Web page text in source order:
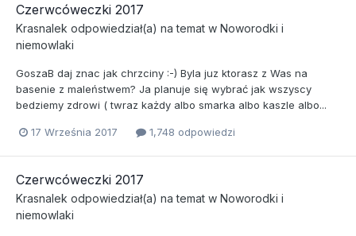
Czerwcóweczki 2017
Krasnalek odpowiedział(a) na temat w Noworodki i
niemowlaki
GoszaB daj znac jak chrzciny :-) Byla juz ktorasz z Was na
basenie z maleństwem? Ja planuje się wybrać jak wszyscy
bedziemy zdrowi ( twraz każdy albo smarka albo kaszle albo...
17 Września 2017 1,748 odpowiedzi
Czerwcóweczki 2017
Krasnalek odpowiedział(a) na temat w Noworodki i
niemowlaki